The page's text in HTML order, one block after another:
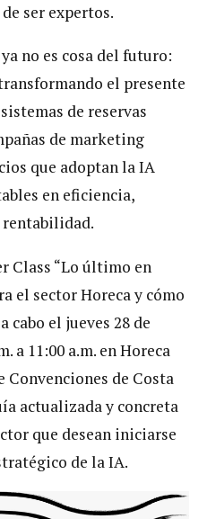
ser expertos.
no es cosa del futuro:
el presente
de reservas
de marketing
que adoptan la IA
en eficiencia,
Class “Lo último en
el sector Horeca y cómo
cabo el jueves 28 de
a 11:00 a.m. en Horeca
Convenciones de Costa
actualizada y concreta
que desean iniciarse
de la IA.